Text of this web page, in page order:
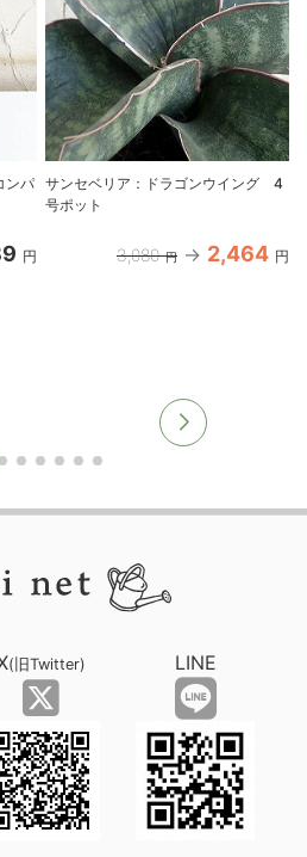
ンパ
円
サンセベリア：ドラゴンウイング 4
号ポット
3,080 円 2,464 円
(旧Twitter) LINE